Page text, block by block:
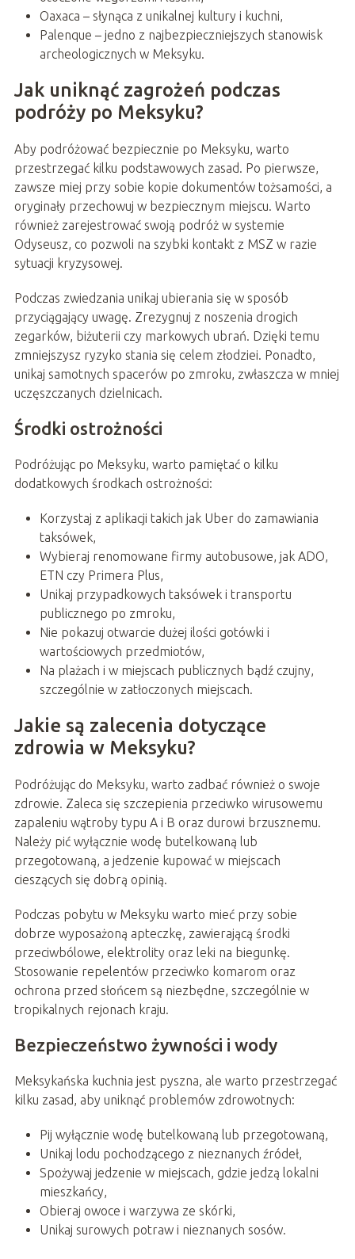
Oaxaca – słynąca z unikalnej kultury i kuchni,
Palenque – jedno z najbezpieczniejszych stanowisk
archeologicznych w Meksyku.
Jak uniknąć zagrożeń podczas
podróży po Meksyku?
Aby podróżować bezpiecznie po Meksyku, warto
przestrzegać kilku podstawowych zasad. Po pierwsze,
zawsze miej przy sobie kopie dokumentów tożsamości, a
oryginały przechowuj w bezpiecznym miejscu. Warto
również zarejestrować swoją podróż w systemie
Odyseusz, co pozwoli na szybki kontakt z MSZ w razie
sytuacji kryzysowej.
Podczas zwiedzania unikaj ubierania się w sposób
przyciągający uwagę. Zrezygnuj z noszenia drogich
zegarków, biżuterii czy markowych ubrań. Dzięki temu
zmniejszysz ryzyko stania się celem złodziei. Ponadto,
unikaj samotnych spacerów po zmroku, zwłaszcza w mniej
uczęszczanych dzielnicach.
Środki ostrożności
Podróżując po Meksyku, warto pamiętać o kilku
dodatkowych środkach ostrożności:
Korzystaj z aplikacji takich jak Uber do zamawiania
taksówek,
Wybieraj renomowane firmy autobusowe, jak ADO,
ETN czy Primera Plus,
Unikaj przypadkowych taksówek i transportu
publicznego po zmroku,
Nie pokazuj otwarcie dużej ilości gotówki i
wartościowych przedmiotów,
Na plażach i w miejscach publicznych bądź czujny,
szczególnie w zatłoczonych miejscach.
Jakie są zalecenia dotyczące
zdrowia w Meksyku?
Podróżując do Meksyku, warto zadbać również o swoje
zdrowie. Zaleca się szczepienia przeciwko wirusowemu
zapaleniu wątroby typu A i B oraz durowi brzusznemu.
Należy pić wyłącznie wodę butelkowaną lub
przegotowaną, a jedzenie kupować w miejscach
cieszących się dobrą opinią.
Podczas pobytu w Meksyku warto mieć przy sobie
dobrze wyposażoną apteczkę, zawierającą środki
przeciwbólowe, elektrolity oraz leki na biegunkę.
Stosowanie repelentów przeciwko komarom oraz
ochrona przed słońcem są niezbędne, szczególnie w
tropikalnych rejonach kraju.
Bezpieczeństwo żywności i wody
Meksykańska kuchnia jest pyszna, ale warto przestrzegać
kilku zasad, aby uniknąć problemów zdrowotnych:
Pij wyłącznie wodę butelkowaną lub przegotowaną,
Unikaj lodu pochodzącego z nieznanych źródeł,
Spożywaj jedzenie w miejscach, gdzie jedzą lokalni
mieszkańcy,
Obieraj owoce i warzywa ze skórki,
Unikaj surowych potraw i nieznanych sosów.